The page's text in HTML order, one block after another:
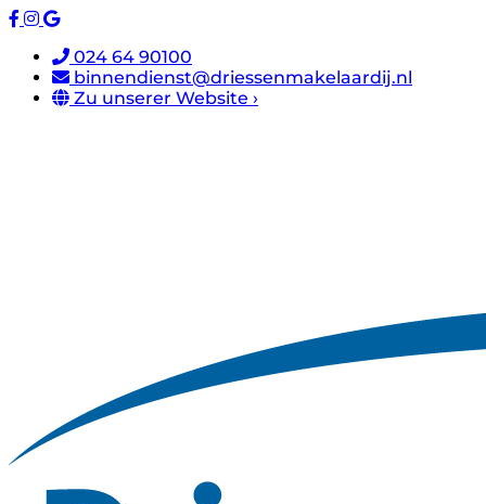
024 64 90100
binnendienst@driessenmakelaardij.nl
Zu unserer Website ›